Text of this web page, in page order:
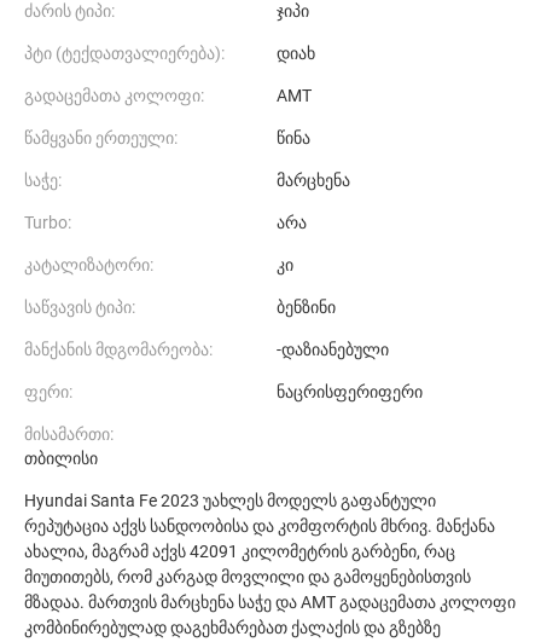
ძარის ტიპი: ჯიპი
პტი (ტექდათვალიერება): დიახ
გადაცემათა კოლოფი: AMT
წამყვანი ერთეული: წინა
საჭე: მარცხენა
Turbo: არა
კატალიზატორი: კი
საწვავის ტიპი: ბენზინი
მანქანის მდგომარეობა: -დაზიანებული
ფერი: ნაცრისფერიფერი
მისამართი:
თბილისი
Hyundai Santa Fe 2023 უახლეს მოდელს გაფანტული
რეპუტაცია აქვს სანდოობისა და კომფორტის მხრივ. მანქანა
ახალია, მაგრამ აქვს 42091 კილომეტრის გარბენი, რაც
მიუთითებს, რომ კარგად მოვლილი და გამოყენებისთვის
მზადაა. მართვის მარცხენა საჭე და AMT გადაცემათა კოლოფი
კომბინირებულად დაგეხმარებათ ქალაქის და გზებზე